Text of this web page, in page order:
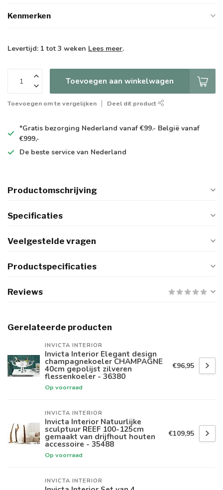
Kenmerken
Levertijd: 1 tot 3 weken Lees meer.
Toevoegen aan winkelwagen
Toevoegen om te vergelijken Deel dit product
*Gratis bezorging Nederland vanaf €99.- België vanaf
€999,-
De beste service van Nederland
Productomschrijving
Specificaties
Veelgestelde vragen
Productspecificaties
Reviews
Gerelateerde producten
INVICTA INTERIOR
Invicta Interior Elegant design
champagnekoeler CHAMPAGNE
40cm gepolijst zilveren
flessenkoeler - 36380
Op voorraad
€96,95
INVICTA INTERIOR
Invicta Interior Natuurlijke
sculptuur REEF 100-125cm
gemaakt van drijfhout houten
accessoire - 35488
Op voorraad
€109,95
INVICTA INTERIOR